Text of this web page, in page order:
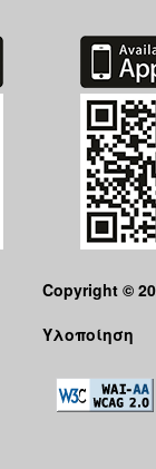
Copyright ©
Υλοποίηση